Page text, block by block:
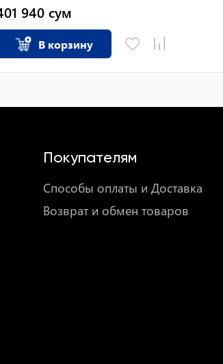
940 сум
В корзину
Покупателям
Способы оплаты и Доставка
Возврат и обмен товаров